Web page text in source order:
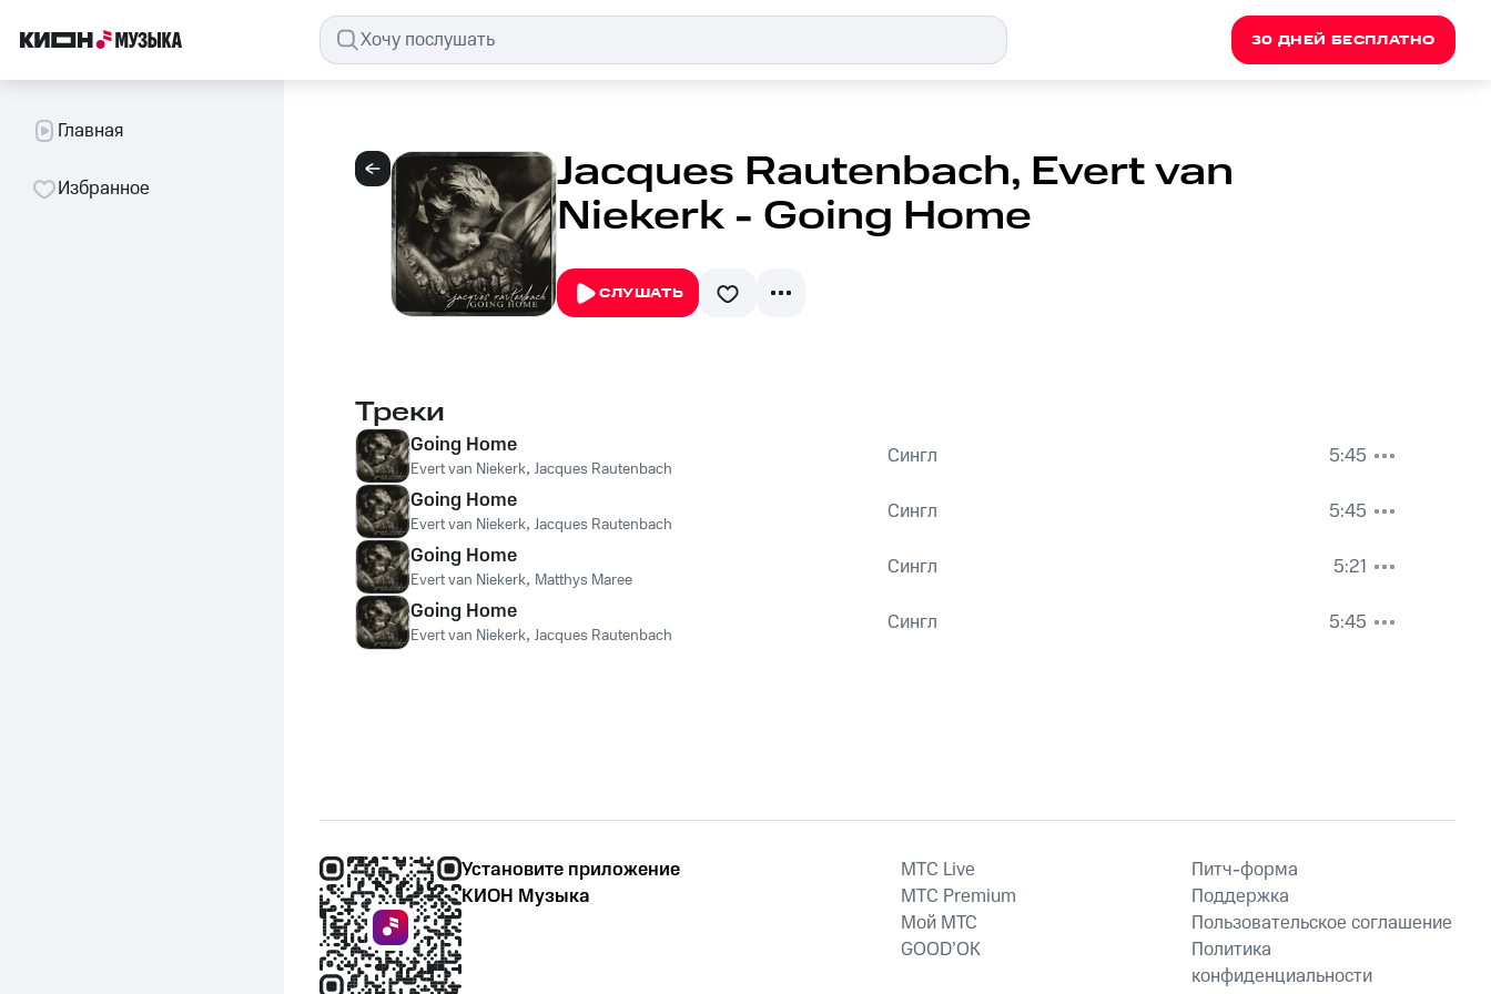
30 ДНЕЙ БЕСПЛАТНО
Главная
Избранное Jacques Rautenbach, Evert van
Niekerk - Going Home
СЛУШАТЬ
Треки
Going Home
Evert van Niekerk, Jacques Rautenbach Сингл
5:45
Going Home
Evert van Niekerk, Jacques Rautenbach Сингл
5:45
Going Home
Evert van Niekerk, Matthys Maree Сингл
5:21
Going Home
Evert van Niekerk, Jacques Rautenbach Сингл 5:45
Установите приложение
КИОН Музыка
MTС Live
MTС Premium
Мой МТС
GOOD’OK
Питч-форма
Поддержка
Пользовательское соглашение
Политика
конфиденциальности